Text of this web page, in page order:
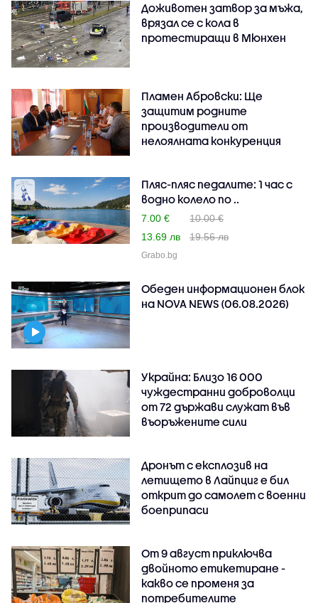
Доживотен затвор за мъжа,
врязал се с кола в
протестиращи в Мюнхен
Пламен Абровски: Ще
защитим родните
производители от
нелоялната конкуренция
Пляс-пляс педалите: 1 час с
водно колело по ..
7.00 €
10.00 €
13.69 лв
19.56 лв
Grabo.bg
Обеден информационен блок
на NOVA NEWS (06.08.2026)
Украйна: Близо 16 000
чуждестранни доброволци
от 72 държави служат във
въоръжените сили
Дронът с експлозив на
летището в Лайпциг е бил
открит до самолет с военни
боеприпаси
От 9 август приключва
двойното етикетиране -
какво се променя за
потребителите